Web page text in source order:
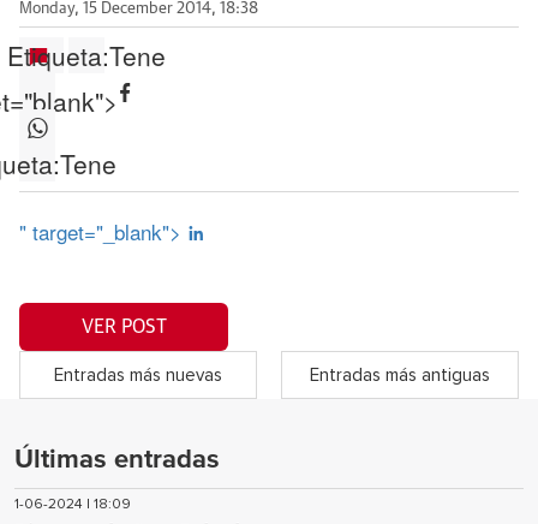
Monday, 15 December 2014, 18:38
Etiqueta:Tene
Tene
" target="_blank">
VER POST
Entradas más nuevas Entradas más antiguas
Últimas entradas
1-06-2024 | 18:09